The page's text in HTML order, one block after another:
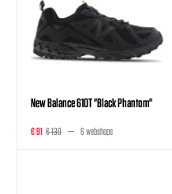
New Balance 610T "Black Phantom"
€ 91 € 130 6 webshops